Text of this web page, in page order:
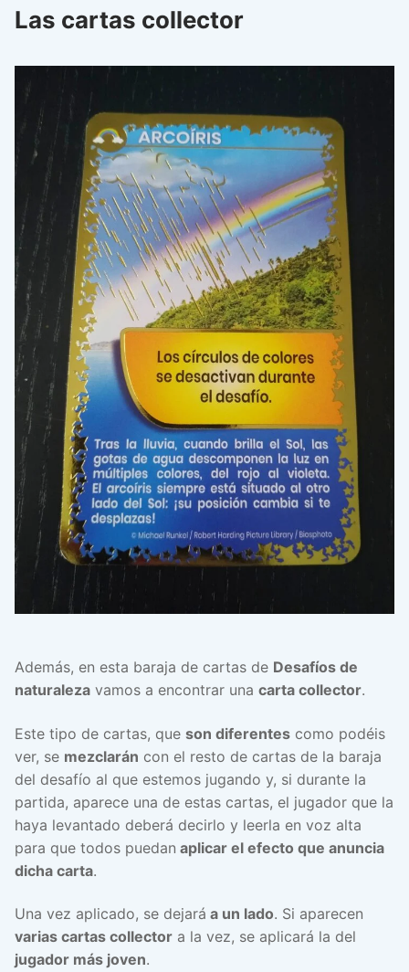
Las cartas collector
Además, en esta baraja de cartas de Desafíos de
naturaleza vamos a encontrar una carta collector.
Este tipo de cartas, que son diferentes como podéis
ver, se mezclarán con el resto de cartas de la baraja
del desafío al que estemos jugando y, si durante la
partida, aparece una de estas cartas, el jugador que la
haya levantado deberá decirlo y leerla en voz alta
para que todos puedan aplicar el efecto que anuncia
dicha carta.
Una vez aplicado, se dejará a un lado. Si aparecen
varias cartas collector a la vez, se aplicará la del
jugador más joven.